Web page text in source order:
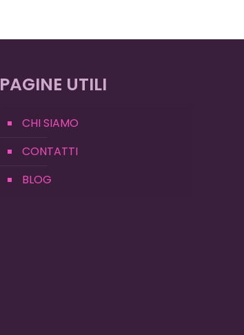
PAGINE UTILI
CHI SIAMO
CONTATTI
BLOG